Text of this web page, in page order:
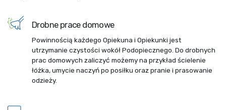
Drobne prace domowe
Powinnością każdego Opiekuna i Opiekunki jest
utrzymanie czystości wokół Podopiecznego. Do drobnych
prac domowych zaliczyć możemy na przykład ścielenie
łóżka, umycie naczyń po posiłku oraz pranie i prasowanie
odzieży.